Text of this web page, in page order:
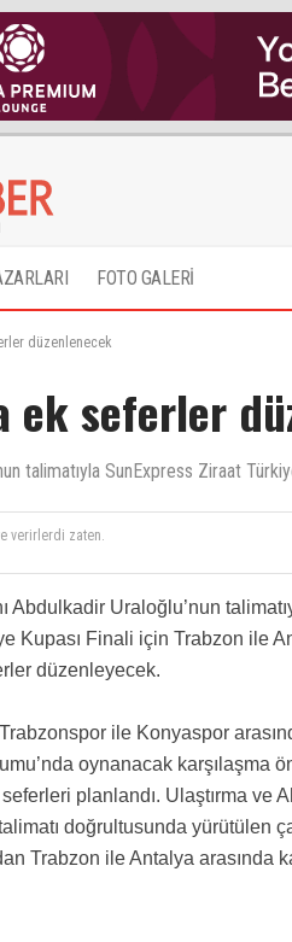
FOTO GALERİ
düzenlenecek
ek seferler
talimatıyla SunExpress Ziraat
verirlerdi zaten.
Abdulkadir Uraloğlu’nun
Kupası Finali için Trabzon ile
düzenleyecek.
ile Konyaspor
oynanacak karşılaşma
planlandı. Ulaştırma ve
doğrultusunda yürütülen
Trabzon ile Antalya arasında